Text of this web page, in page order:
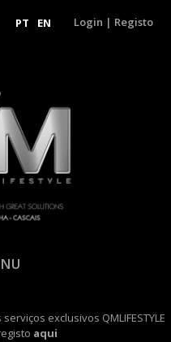
PT EN Login | Registo
exclusivos QMLIFESTYLE
aqui